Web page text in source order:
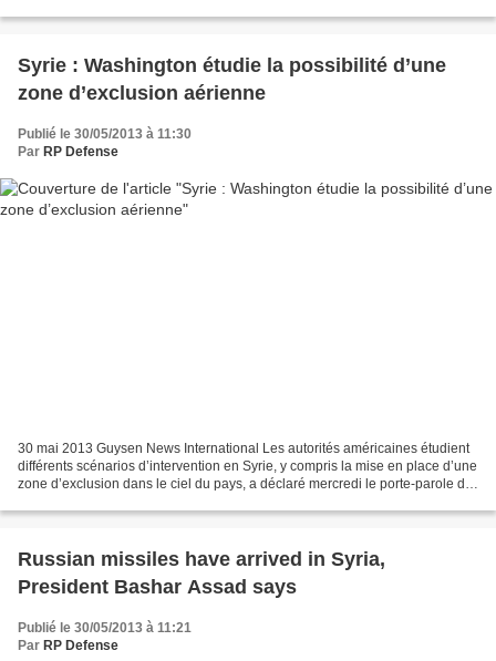
Syrie : Washington étudie la possibilité d’une
zone d’exclusion aérienne
Publié le 30/05/2013 à 11:30
Par RP Defense
30 mai 2013 Guysen News International Les autorités américaines étudient
différents scénarios d’intervention en Syrie, y compris la mise en place d’une
zone d’exclusion dans le ciel du pays, a déclaré mercredi le porte-parole de
Russian missiles have arrived in Syria,
President Bashar Assad says
Publié le 30/05/2013 à 11:21
Par RP Defense